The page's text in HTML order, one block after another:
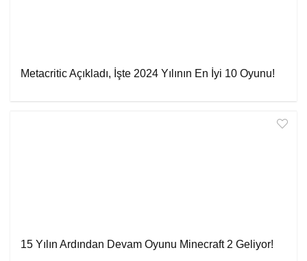
Metacritic Açıkladı, İşte 2024 Yılının En İyi 10 Oyunu!
15 Yılın Ardından Devam Oyunu Minecraft 2 Geliyor!